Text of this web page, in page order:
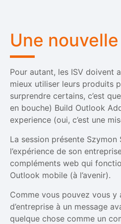
Une
Pour autant, les ISV doivent
mieux utiliser leurs produits
surprendre certains, c’est
en bouche) Build Outlook
experience (oui, c’est une
La session présente
l’expérience de son
compléments web qui
Outlook mobile (à l’avenir).
Comme vous pouvez vous
d’entreprise à un message
quelque chose comme un